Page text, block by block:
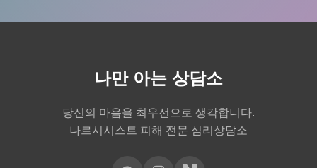
나만 아는 상담소
당신의 마음을 최우선으로 생각합니다.
나르시시스트 피해 전문 심리상담소